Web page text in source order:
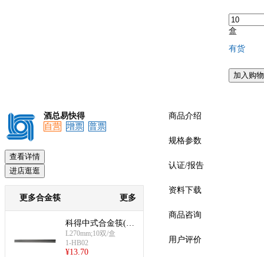
盒
有货
加入购
酒总易快得
自营
增票 普票
查看详情
进店逛逛
更多合金筷 更多
科得中式合金筷(27
cm黑色)
L270mm;10双/盒
1-HB02
¥13.70
商品介绍
规格参数
认证/报告
资料下载
商品咨询
用户评价